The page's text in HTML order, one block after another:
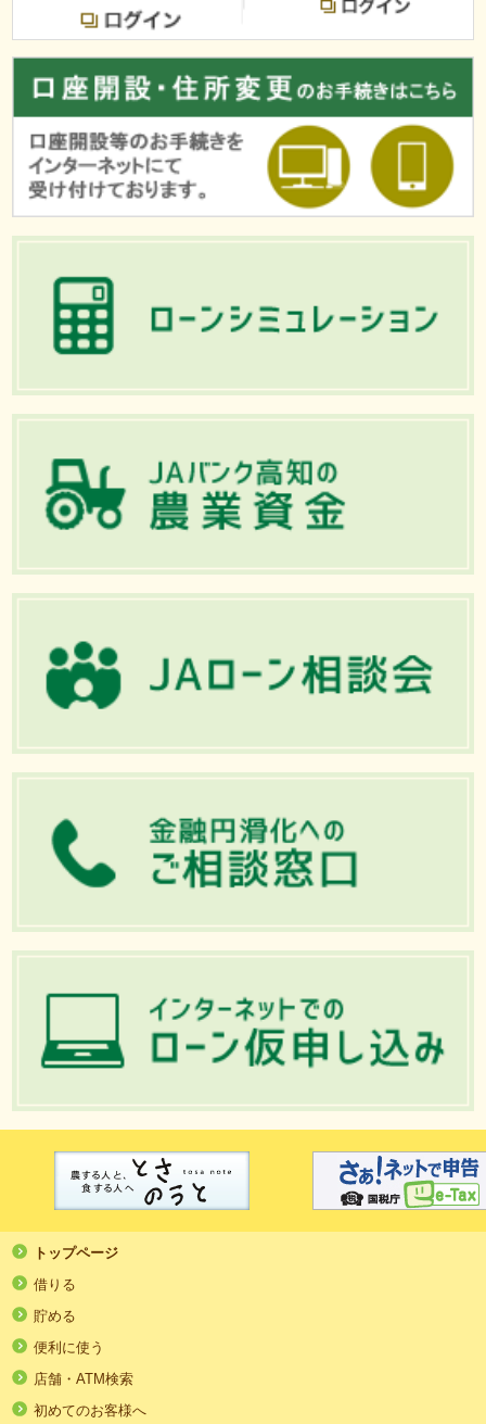
トップページ
借りる
貯める
便利に使う
店舗・ATM検索
初めてのお客様へ